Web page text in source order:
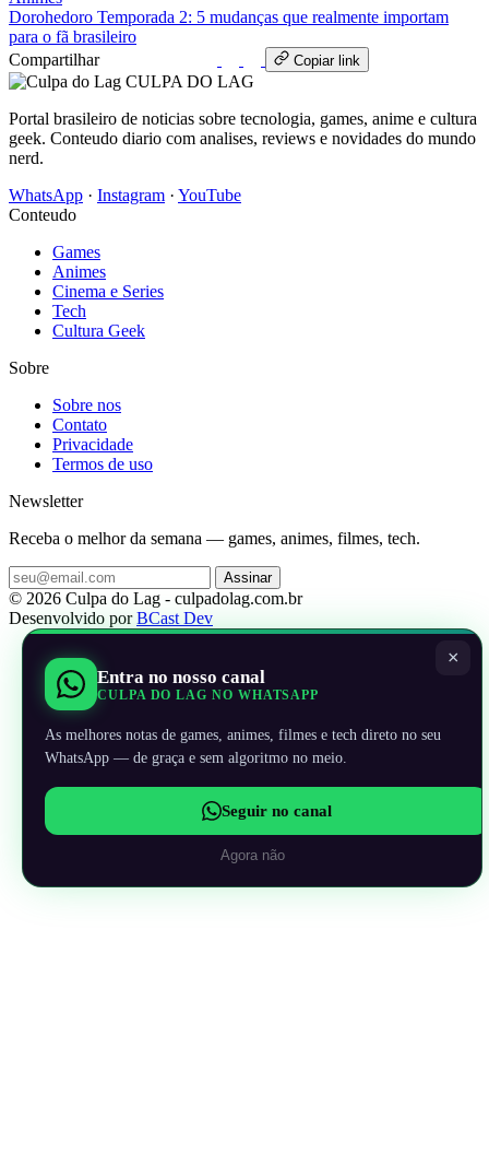
Dorohedoro Temporada 2: 5 mudanças que realmente importam
para o fã brasileiro
Compartilhar
Copiar link
CULPA DO LAG
Portal brasileiro de noticias sobre tecnologia, games, anime e cultura
geek. Conteudo diario com analises, reviews e novidades do mundo
nerd.
WhatsApp · Instagram · YouTube
Conteudo
Games
Animes
Cinema e Series
Tech
Cultura Geek
Sobre
Sobre nos
Contato
Privacidade
Termos de uso
Newsletter
Receba o melhor da semana — games, animes, filmes, tech.
Assinar
© 2026 Culpa do Lag - culpadolag.com.br
Desenvolvido porBCast Dev
×
Entra no nosso canal
CULPA DO LAG NO WHATSAPP
As melhores notas de games, animes, filmes e tech direto no seu
WhatsApp — de graça e sem algoritmo no meio.
Seguir no canal
Agora não